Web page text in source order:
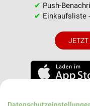
✔ Push-
✔ Einkaufsliste
JETZT